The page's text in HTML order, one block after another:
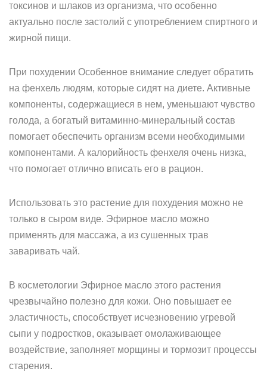
токсинов и шлаков из организма, что особенно
актуально после застолий с употреблением спиртного и
жирной пищи.
При похудении Особенное внимание следует обратить
на фенхель людям, которые сидят на диете. Активные
компоненты, содержащиеся в нем, уменьшают чувство
голода, а богатый витаминно-минеральный состав
помогает обеспечить организм всеми необходимыми
компонентами. А калорийность фенхеля очень низка,
что помогает отлично вписать его в рацион.
Использовать это растение для похудения можно не
только в сыром виде. Эфирное масло можно
применять для массажа, а из сушенных трав
заваривать чай.
В косметологии Эфирное масло этого растения
чрезвычайно полезно для кожи. Оно повышает ее
эластичность, способствует исчезновению угревой
сыпи у подростков, оказывает омолаживающее
воздействие, заполняет морщины и тормозит процессы
старения.